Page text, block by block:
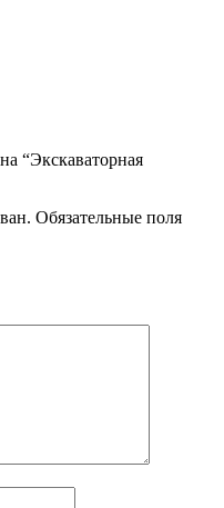
“Экскаваторная
Обязательные поля